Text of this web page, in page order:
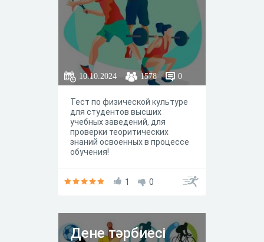
10.10.2024 1578 0
Тест по физической культуре
для студентов высших
учебных заведений, для
проверки теоритических
знаний освоенных в процессе
обучения!
1 0
Дене тәрбиесі